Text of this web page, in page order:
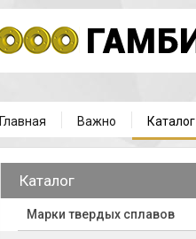
Главная Важно Каталог
Каталог
Марки твердых сплавов